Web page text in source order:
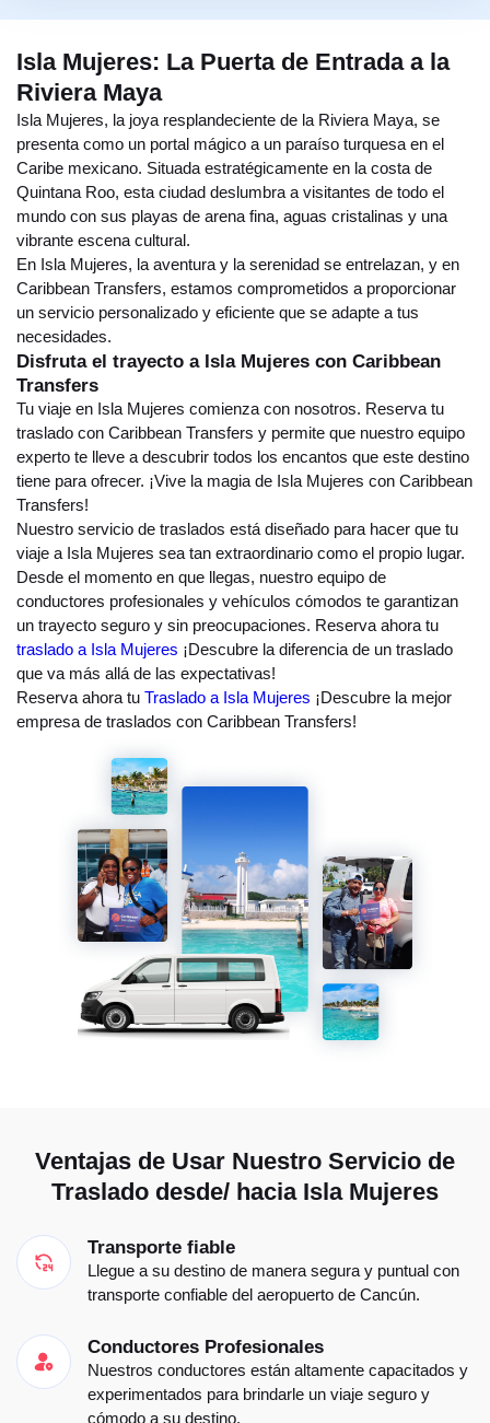
Isla Mujeres: La Puerta de Entrada a la
Riviera Maya
Isla Mujeres, la joya resplandeciente de la Riviera Maya, se
presenta como un portal mágico a un paraíso turquesa en el
Caribe mexicano. Situada estratégicamente en la costa de
Quintana Roo, esta ciudad deslumbra a visitantes de todo el
mundo con sus playas de arena fina, aguas cristalinas y una
vibrante escena cultural.
En Isla Mujeres, la aventura y la serenidad se entrelazan, y en
Caribbean Transfers, estamos comprometidos a proporcionar
un servicio personalizado y eficiente que se adapte a tus
necesidades.
Disfruta el trayecto a Isla Mujeres con Caribbean
Transfers
Tu viaje en Isla Mujeres comienza con nosotros. Reserva tu
traslado con Caribbean Transfers y permite que nuestro equipo
experto te lleve a descubrir todos los encantos que este destino
tiene para ofrecer. ¡Vive la magia de Isla Mujeres con Caribbean
Transfers!
Nuestro servicio de traslados está diseñado para hacer que tu
viaje a Isla Mujeres sea tan extraordinario como el propio lugar.
Desde el momento en que llegas, nuestro equipo de
conductores profesionales y vehículos cómodos te garantizan
un trayecto seguro y sin preocupaciones. Reserva ahora tu
traslado a Isla Mujeres ¡Descubre la diferencia de un traslado
que va más allá de las expectativas!
Reserva ahora tu Traslado a Isla Mujeres ¡Descubre la mejor
empresa de traslados con Caribbean Transfers!
Ventajas de Usar Nuestro Servicio de
Traslado desde/ hacia Isla Mujeres
Transporte fiable
Llegue a su destino de manera segura y puntual con
transporte confiable del aeropuerto de Cancún.
Conductores Profesionales
Nuestros conductores están altamente capacitados y
experimentados para brindarle un viaje seguro y
cómodo a su destino.